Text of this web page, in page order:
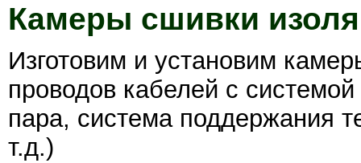
Камеры сшивки
Изготовим и установим
проводов кабелей с
пара, система поддержания
т.д.)